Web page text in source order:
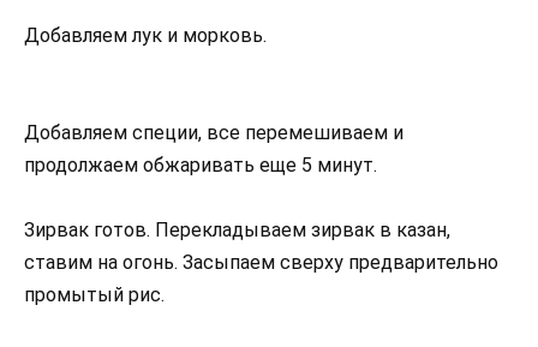
Добавляем лук и морковь.
Добавляем специи, все перемешиваем и
продолжаем обжаривать еще 5 минут.
Зирвак готов. Перекладываем зирвак в казан,
ставим на огонь. Засыпаем сверху предварительно
промытый рис.